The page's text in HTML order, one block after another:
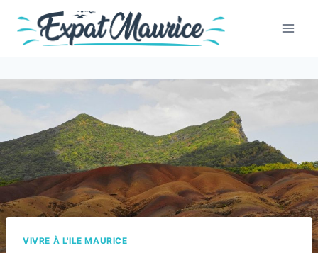
content
VIVRE À L'ILE MAURICE